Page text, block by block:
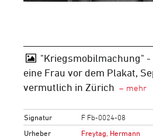
"Kriegsmobilmachung"
eine Frau vor dem Plakat,
vermutlich in Zürich
Signatur
F Fb-0024-08
Urheber
Freytag, Hermann